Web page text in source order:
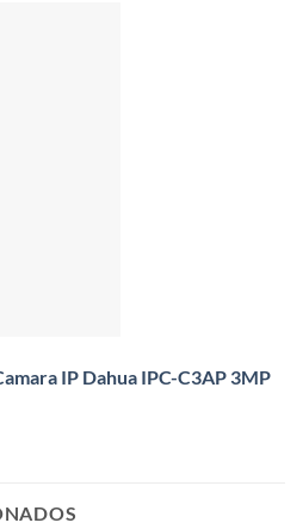
IP Dahua IPC-C3AP 3MP